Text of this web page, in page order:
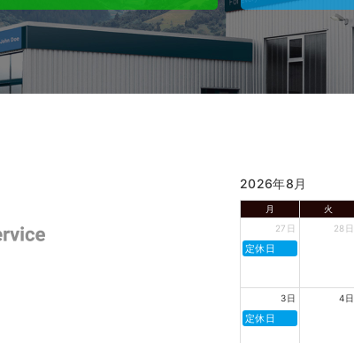
2026年8月
月 火
27日
定休日
28日
3日
定休日
4日